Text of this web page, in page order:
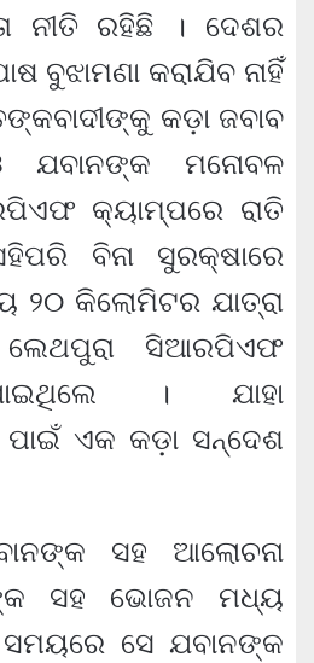
ନୀତି ରହିଛି । ଦେଶର
ବୁଝାମଣା କରାଯିବ ନାହିଁ
କଡ଼ା ଜବାବ
ଯବାନଙ୍କ ମନୋବଳ
କ୍ୟାମ୍ପରେ ରାତି
ବିନା ସୁରକ୍ଷାରେ
୨୦ କିଲୋମିଟର ଯାତ୍ରା
ସିଆରପିଏଫ
। ଯାହା
ଏକ କଡ଼ା ସନ୍ଦେଶ
ସହ ଆଲୋଚନା
ସହ ଭୋଜନ ମଧ୍ୟ
ସେ ଯବାନଙ୍କ